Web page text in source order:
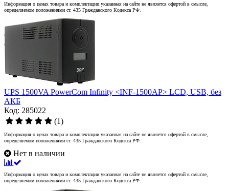
Информация о ценах товара и комплектации указанная на сайте не является офертой в смысле,
определяемом положениями ст. 435 Гражданского Кодекса РФ.
UPS 1500VA PowerCom Infinity <INF-1500AP> LCD, USB, без
АКБ
Код: 285022
(1)
Информация о ценах товара и комплектации указанная на сайте не является офертой в смысле,
определяемом положениями ст. 435 Гражданского Кодекса РФ.
Нет в наличии
Информация о ценах товара и комплектации указанная на сайте не является офертой в смысле,
определяемом положениями ст. 435 Гражданского Кодекса РФ.